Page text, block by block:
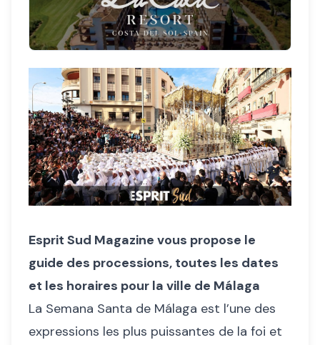
Esprit Sud Magazine vous propose le
guide des processions, toutes les dates
et les horaires pour la ville de Málaga
La Semana Santa de Málaga est l’une des
expressions les plus puissantes de la foi et